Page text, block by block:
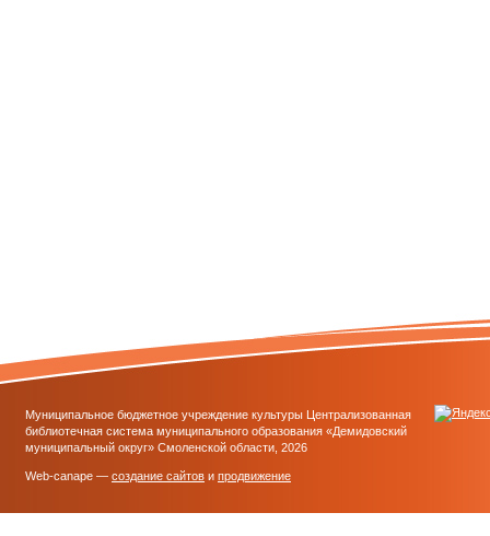
Муниципальное бюджетное учреждение культуры Централизованная
библиотечная система муниципального образования «Демидовский
муниципальный округ» Смоленской области, 2026
Web-canape — создание сайтов и продвижение